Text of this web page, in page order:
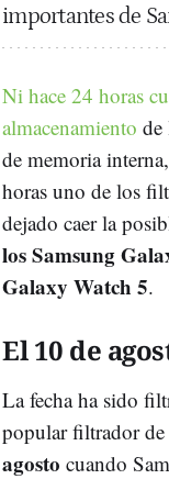
importantes de
Ni hace 24 horas
almacenamiento de
de memoria
horas uno de los
dejado caer la
los Samsung
Galaxy Watch 5.
El 10 de
La fecha ha sido
popular filtrador de
agosto cuando